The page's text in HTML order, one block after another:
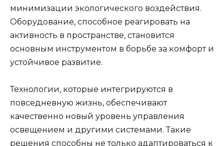
минимизации экологического воздействия.
Оборудование, способное реагировать на
активность в пространстве, становится
основным инструментом в борьбе за комфорт и
устойчивое развитие.
Технологии, которые интегрируются в
повседневную жизнь, обеспечивают
качественно новый уровень управления
освещением и другими системами. Такие
решения способны не только адаптироваться к